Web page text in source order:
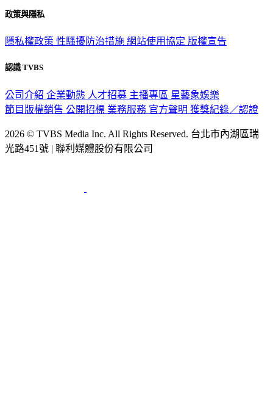
政策與隱私
隱私權政策 性騷擾防治措施 網站使用協定 版權宣告
認識 TVBS
公司介紹 企業動態 人才招募 主播專區 星藝象娛樂
節目版權銷售 公開招標 業務服務 官方聲明 獲獎紀錄／認證
2026 © TVBS Media Inc. All Rights Reserved. 台北市內湖區瑞
光路451號 | 聯利媒體股份有限公司